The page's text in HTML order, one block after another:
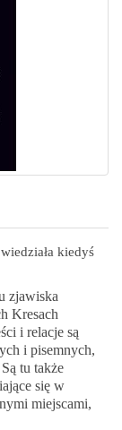
kiedyś
zjawiska
Kresach
i relacje są
i pisemnych,
tu także
się w
miejscami,